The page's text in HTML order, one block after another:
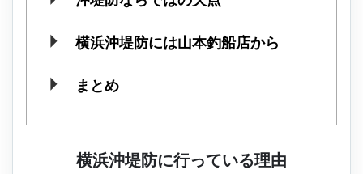
横浜沖堤防には山本釣船店から
まとめ
横浜沖堤防に行っている理由